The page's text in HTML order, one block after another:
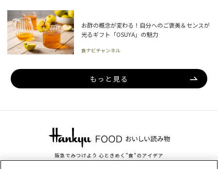
お酢の概念が変わる！自分へのご褒美＆センスが
光るギフト「OSUYA」の魅力
食ナビチャンネル
もっと見る
阪急でみつけよう 心ときめく"食"のアイデア